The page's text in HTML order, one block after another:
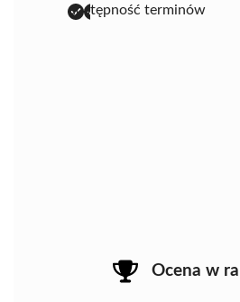
dostępność terminów
Ocena w